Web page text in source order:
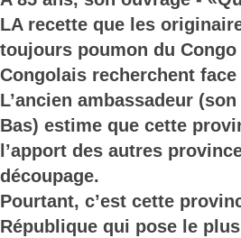
LA recette que les
toujours poumon du
Congolais recherchent
L’ancien ambassadeur
Bas) estime que cette
l’apport des autres
découpage.
Pourtant, c’est cette
République qui pose le